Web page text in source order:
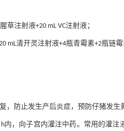
草注射液+20 mL VC注射液；
mL清开灵注射液+4瓶青霉素+2瓶链
，防止发生产后炎症，预防仔猪发生
内，向子宫内灌注中药。常用的灌